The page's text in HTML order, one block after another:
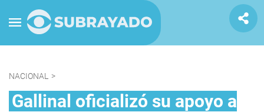
NACIONAL >
Gallinal oficializó su apoyo a